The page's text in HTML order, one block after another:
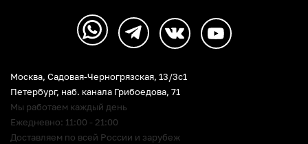
Москва, Садовая-Черногрязская, 13/3c1
Петербург, наб. канала Грибоедова, 71
Мы работаем каждый день
Ежедневно: 11:00 - 21:00
Доставляем по всей России и зарубеж